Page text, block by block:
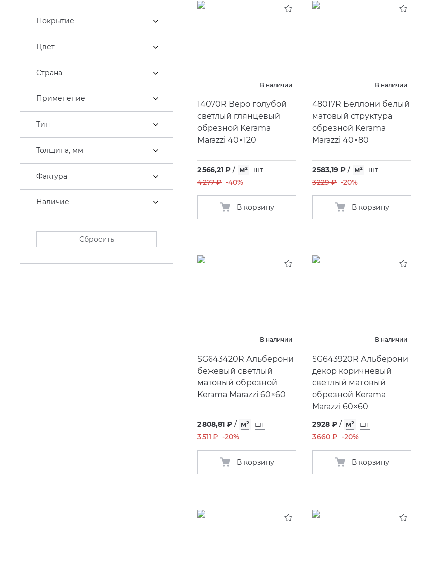
Покрытие
Цвет
Страна
Применение
Тип
Толщина, мм
Фактура
Наличие
Сбросить
В наличии
14070R Веро голубой
светлый глянцевый
обрезной Kerama
Marazzi 40×120
2 566,21 ₽ / м²
шт
4 277 ₽ -40%
В корзину
В наличии
48017R Беллони белый
матовый структура
обрезной Kerama
Marazzi 40×80
2 583,19 ₽ / м²
шт
3 229 ₽ -20%
В корзину
В наличии
SG643420R Альберони
бежевый светлый
матовый обрезной
Kerama Marazzi 60×60
2 808,81 ₽ / м²
шт
3 511 ₽ -20%
В корзину
В наличии
SG643920R Альберони
декор коричневый
светлый матовый
обрезной Kerama
Marazzi 60×60
2 928 ₽ / м²
шт
3 660 ₽ -20%
В корзину